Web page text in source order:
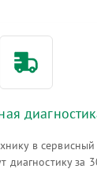
в
диагностику за